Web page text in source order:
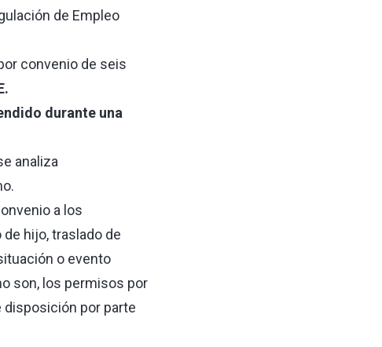
de Empleo
convenio de seis
durante una
analiza
a los
hijo, traslado de
o evento
son, los permisos por
disposición por parte